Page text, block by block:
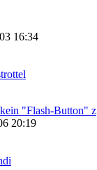
16:34
"Flash-Button" z
20:19